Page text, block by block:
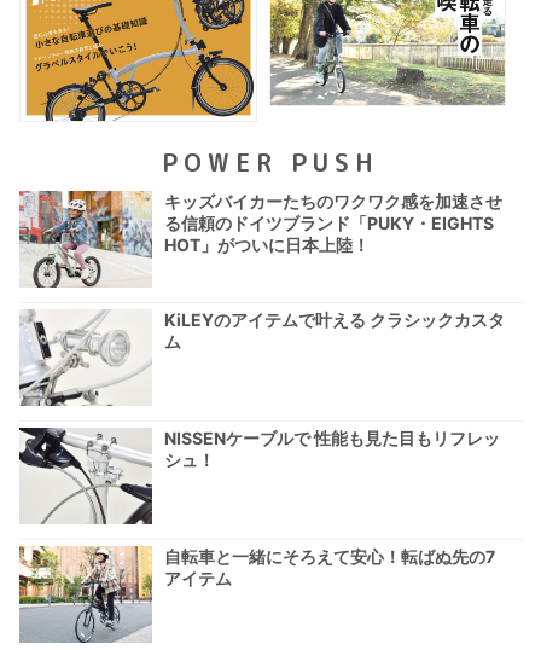
POWER PUSH
キッズバイカーたちのワクワク感を加速させ
る信頼のドイツブランド「PUKY・EIGHTS
HOT」がついに日本上陸！
KiLEYのアイテムで叶える クラシックカスタ
ム
NISSENケーブルで 性能も見た目もリフレッ
シュ！
自転車と一緒にそろえて安心！転ばぬ先の7
アイテム